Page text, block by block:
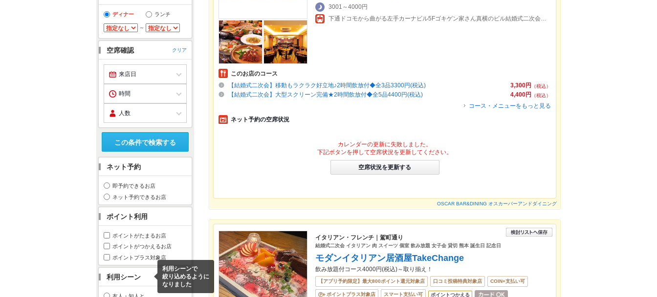
ディナー ランチ
～
空席確認 クリア
この条件で検索する
ネット予約
即予約できるお店
ネット予約できるお店
ポイント利用
ポイントがたまるお店
ポイントがつかえるお店
ポイントプラス対象店
利用シーン
利用シーンで
絞り込めるように
なりました
3001～4000円
下通ドコモから曲がる左手カーナビル5Fゴキゲン家さん真横のビル結婚式二次会や二次会・女子会などで人気のお店です。
このお店のコース
3,300円
（税込）
【結婚式二次会】移動もラクラク好立地♪2時間飲放付◆全3品3300円(税込)
4,400円
（税込）
【結婚式二次会】大型スクリーン完備★2時間飲放付◆全5品4400円(税込)
コース・メニューをもっと見る
ネット予約の空席状況
カレンダーの更新に失敗しました。
下記ボタンを押して空席状況を更新してください。
空席状況を更新する
OSCAR BAR&DINING オスカーバーアンドダイニング
イタリアン・フレンチ｜駕町通り
結婚式二次会 イタリアン 肉 スイーツ 個室 飲み放題 女子会 貸切 熊本 誕生日 記念日
モダンイタリアン居酒屋TakeChange
飲み放題付コース4000円(税込)～取り揃え！
【アプリ予約限定】最大800ポイント還元対象店 口コミ投稿特典対象店 COIN+支払い可
ポイントプラス対象店 スマート支払い可 ポイントつかえる